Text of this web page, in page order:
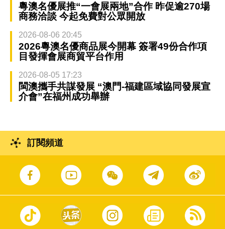
粵澳名優展推“一會展兩地”合作 昨促逾270場
商務洽談 今起免費對公眾開放
2026-08-06 20:45
2026粵澳名優商品展今開幕 簽署49份合作項
目發揮會展商貿平台作用
2026-08-05 17:23
閩澳攜手共謀發展 “澳門-福建區域協同發展宣
介會”在福州成功舉辦
訂閱頻道